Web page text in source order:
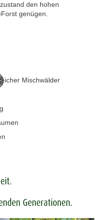
den hohen
genügen.
Mischwälder
Generationen.